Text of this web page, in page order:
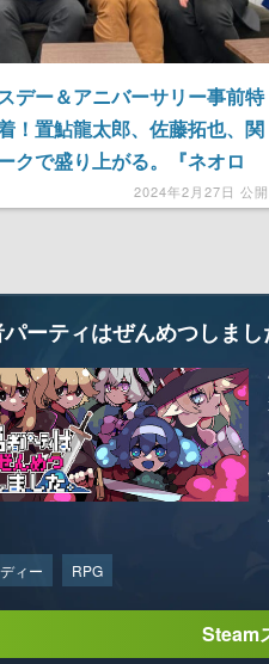
デー＆アニバーサリー事前特
！置鮎龍太郎、佐藤拓也、関
クで盛り上がる。『ネオロ
2024年2月27日 公開
ーティはぜんめつしまし
ィー RPG
Steam